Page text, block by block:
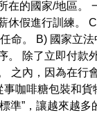
在的國家/地區。
休假進行訓練。
命。 B) 國家立
。 除了立即付
之內，因為在
咖啡糖包裝和
準”，讓越來越